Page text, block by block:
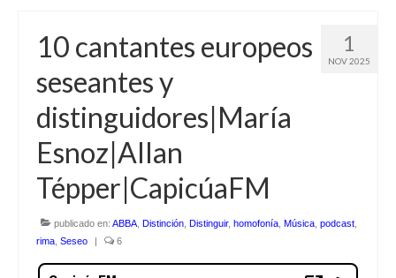
Más de Allan Tépper
Boletines
Contacto (vía TecnoTur)
Graba tu mensaje hablado
Escuchalibros.com
EditorialTecnoTur.com
Glosariocastellano.com
1
NOV 2025
10 cantantes europeos
seseantes y
distinguidores|María
Esnoz|Allan
Tépper|CapicúaFM
publicado en: ABBA Distinción Distinguir, homofonía Música podcast
rima Seseo | 6